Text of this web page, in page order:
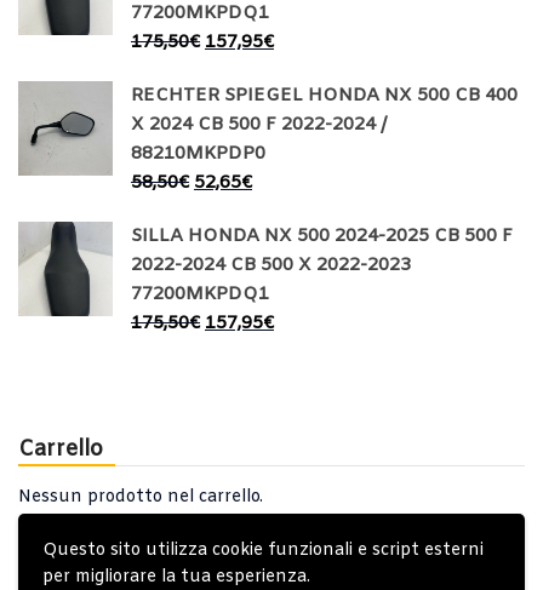
Questo sito utilizza cookie funzionali e script esterni
per migliorare la tua esperienza.
77200MKPDQ1
175,50€ 157,95€
RECHTER SPIEGEL HONDA NX 500 CB 400
X 2024 CB 500 F 2022-2024 /
88210MKPDP0
58,50€ 52,65€
SILLA HONDA NX 500 2024-2025 CB 500 F
2022-2024 CB 500 X 2022-2023
77200MKPDQ1
175,50€ 157,95€
Carrello
Nessun prodotto nel carrello.